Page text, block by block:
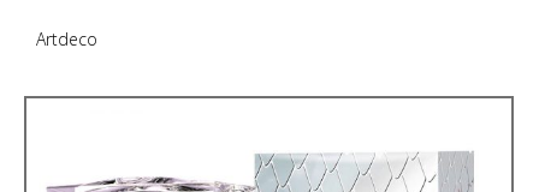
Artdeco